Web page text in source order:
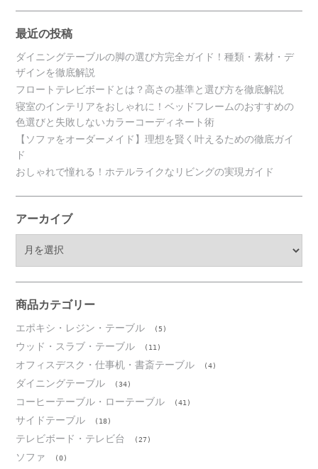
最近の投稿
ダイニングテーブルの脚の選び方完全ガイド！種類・素材・デ
ザインを徹底解説
フロートテレビボードとは？高さの基準と選び方を徹底解説
寝室のインテリアをおしゃれに！ベッドフレームのおすすめの
色選びと失敗しないカラーコーディネート術
【ソファをオーダーメイド】理想を賢く叶えるための徹底ガイ
ド
おしゃれで憧れる！ホテルライクなリビングの実現ガイド
アーカイブ
ブ
商品カテゴリー
エポキシ・レジン・テーブル (5)
ウッド・スラブ・テーブル (11)
オフィスデスク・仕事机・書斎テーブル (4)
ダイニングテーブル (34)
コーヒーテーブル・ローテーブル (41)
サイドテーブル (18)
テレビボード・テレビ台 (27)
ソファ (0)